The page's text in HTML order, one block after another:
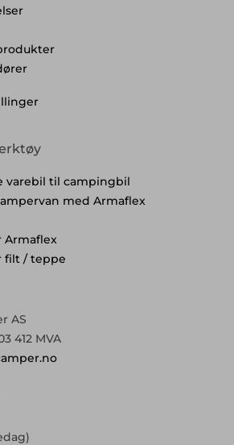
varebil til campingbil
med Armaflex
Armaflex
filt / teppe
AS
412 MVA